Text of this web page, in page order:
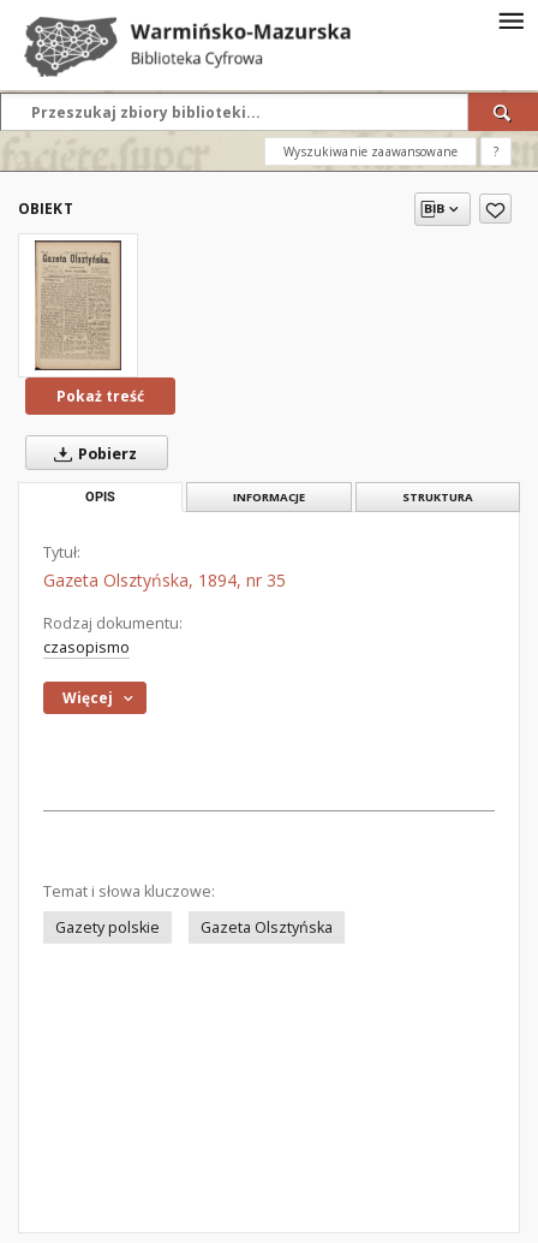
Wyszukiwanie zaawansowane ?
OBIEKT
Pokaż treść
Pobierz
OPIS INFORMACJE STRUKTURA
Tytuł:
Gazeta Olsztyńska, 1894, nr 35
Rodzaj dokumentu:
czasopismo
Więcej
Temat i słowa kluczowe:
Gazety polskie
Gazeta Olsztyńska